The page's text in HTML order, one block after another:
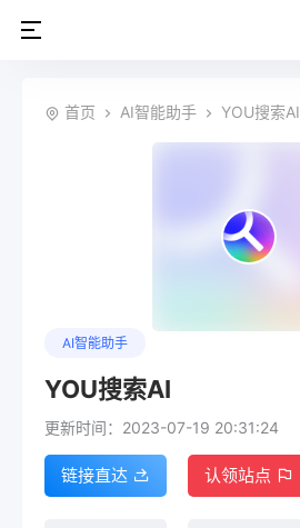
首页 AI智能助手 YOU搜索AI
AI智能助手
YOU搜索AI
更新时间：2023-07-19 20:31:24
链接直达 认领站点